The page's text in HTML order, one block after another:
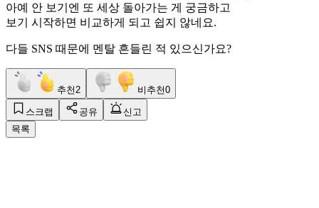
아예 안 보기엔 또 세상 돌아가는 게 궁금하고
보기 시작하면 비교하게 되고 쉽지 않네요.
다들 SNS 때문에 멘탈 흔들린 적 있으신가요?
추천 2 비추천0
스크랩 공유
신고
목록